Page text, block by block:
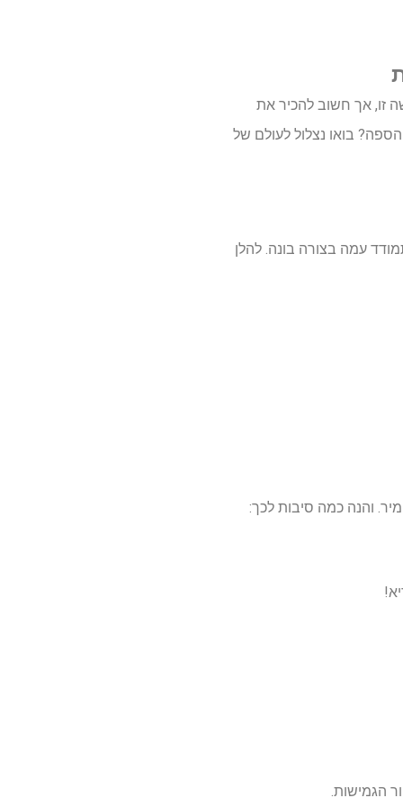
זו, אך חשוב להכיר את
בואו נצלול לעולם של
עמה בצורה בונה. להלן
והנה כמה סיבות לכך:
הגמישות.